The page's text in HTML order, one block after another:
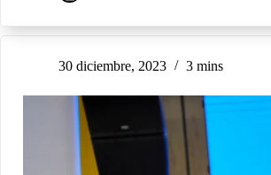
30 diciembre, 2023 3 mins